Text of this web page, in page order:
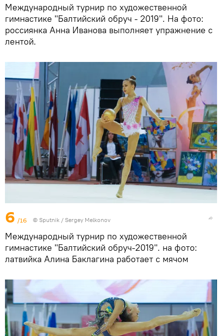
Международный турнир по художественной
гимнастике "Балтийский обруч - 2019". На фото:
россиянка Анна Иванова выполняет упражнение с
лентой.
6 /16 © Sputnik / Sergey Melkonov
Международный турнир по художественной
гимнастике "Балтийский обруч-2019". на фото:
латвийка Алина Баклагина работает с мячом